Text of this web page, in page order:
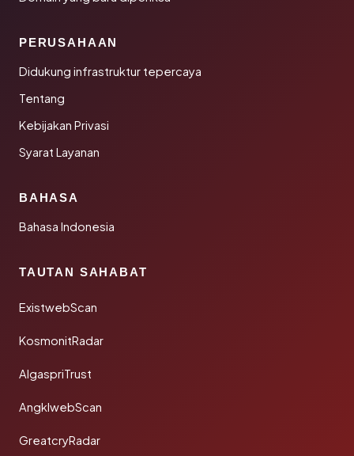
PERUSAHAAN
Didukung infrastruktur tepercaya
Tentang
Kebijakan Privasi
Syarat Layanan
BAHASA
Bahasa Indonesia
TAUTAN SAHABAT
ExistwebScan
KosmonitRadar
AlgaspriTrust
AngklwebScan
GreatcryRadar